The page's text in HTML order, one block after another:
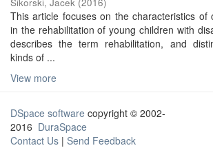
This article focuses on the characteristics of
in the rehabilitation of young children with
describes the term rehabilitation, and
kinds of ...
View more
DSpace software copyright © 2002-
2016 DuraSpace
Contact Us | Send Feedback